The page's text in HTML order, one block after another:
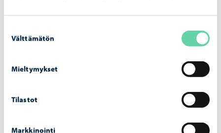
valinta
Välttämätön
Mieltymykset
Tilastot
Markkinointi
Borgå stad har rätt att ändra regler, priser, tidpunkt
eller övriga aspekter som påverkar genomförandet av
utlottningen utan en separat anmälan.
på adressen borga.fi
eller på Instagram ordnas, stöds eller sponsoreras av